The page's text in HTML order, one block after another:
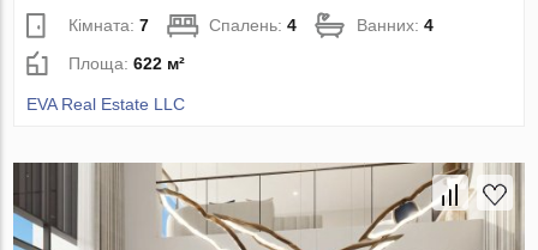
Кімната:7 Спалень:4 Ванних:4
Площа:622 м²
EVA Real Estate LLC